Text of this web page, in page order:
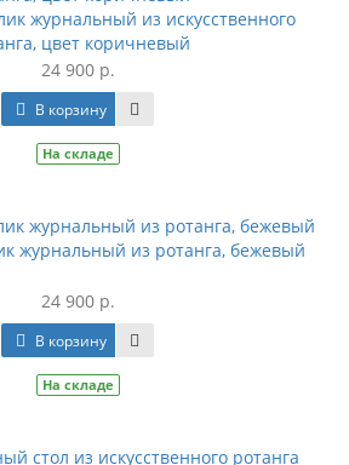
журнальный из искусственного
цвет коричневый
24 900 р.
В корзину
На складе
журнальный из ротанга, бежевый
24 900 р.
В корзину
На складе